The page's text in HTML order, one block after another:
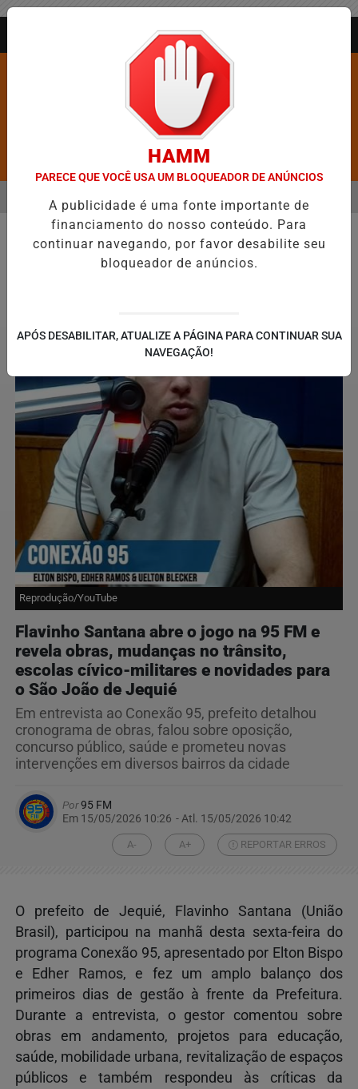
Pesquisar Notícia
MAIS VIOLENTAS DO BRASIL E CAI PARA A 6ª POSIÇÃO EM
EM ALTA
MENU
Jequié
Reprodução/YouTube
Flavinho Santana abre o jogo na 95 FM e
revela obras, mudanças no trânsito,
escolas cívico-militares e novidades para
o São João de Jequié
Em entrevista ao Conexão 95, prefeito detalhou
cronograma de obras, falou sobre oposição,
concurso público, saúde e prometeu novas
intervenções em diversos bairros da cidade
Por95 FM
Em 15/05/2026 10:26 - Atl. 15/05/2026 10:42
A- A+ REPORTAR ERROS
O prefeito de Jequié, Flavinho Santana (União
Brasil), participou na manhã desta sexta-feira do
programa Conexão 95, apresentado por Elton Bispo
e Edher Ramos, e fez um amplo balanço dos
primeiros dias de gestão à frente da Prefeitura.
Durante a entrevista, o gestor comentou sobre
obras em andamento, projetos para educação,
saúde, mobilidade urbana, revitalização de espaços
públicos e também respondeu às críticas da
HAMM
PARECE QUE VOCÊ USA UM BLOQUEADOR DE ANÚNCIOS
A publicidade é uma fonte importante de
financiamento do nosso conteúdo. Para
continuar navegando, por favor desabilite seu
bloqueador de anúncios.
APÓS DESABILITAR, ATUALIZE A PÁGINA PARA CONTINUAR SUA
NAVEGAÇÃO!